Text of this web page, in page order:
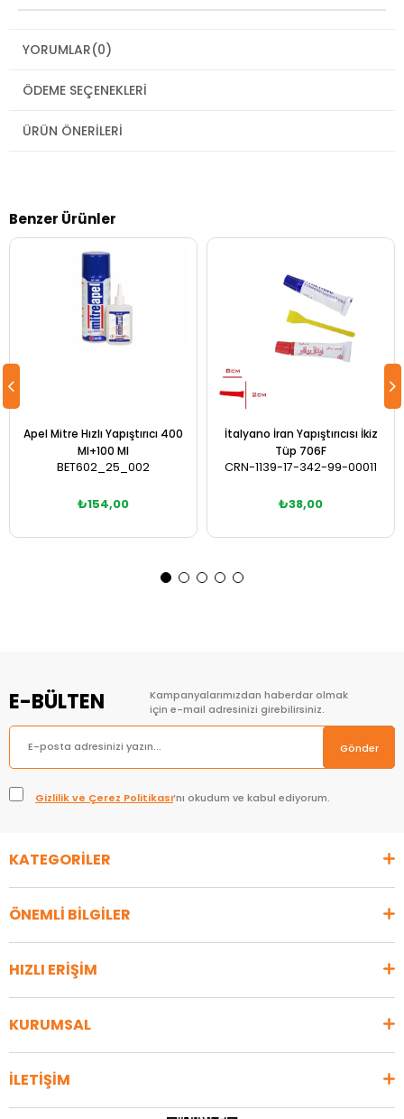
YORUMLAR(0)
ÖDEME SEÇENEKLERI
ÜRÜN ÖNERILERI
Benzer Ürünler
Apel Mitre Hızlı Yapıştırıcı 400
Ml+100 Ml
BET602_25_002
₺154,00
İtalyano İran Yapıştırıcısı İkiz
Tüp 706F
CRN-1139-17-342-99-00011
₺38,00
E-BÜLTEN
Kampanyalarımızdan haberdar olmak
için e-mail adresinizi girebilirsiniz.
Gönder
Gizlilik ve Çerez Politikası’nı okudum ve kabul ediyorum.
KATEGORİLER
ÖNEMLİ BİLGİLER
HIZLI ERİŞİM
KURUMSAL
İLETİŞİM